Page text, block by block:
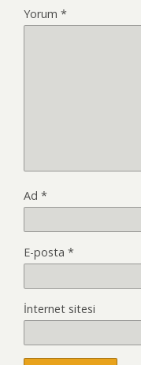
Yorum *
Ad *
E-posta *
İnternet sitesi